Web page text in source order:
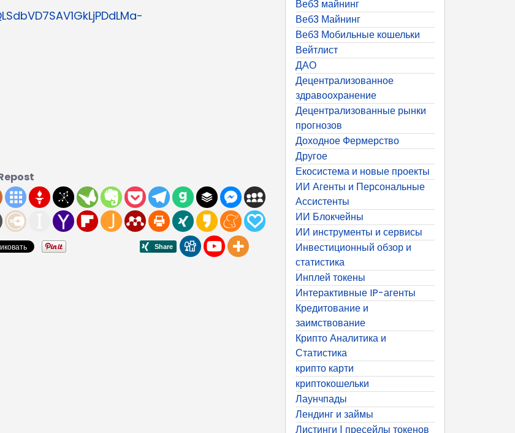
Веб3 майнинг
Веб3 Майнинг
Веб3 Мобильные кошельки
Вейтлист
ДАО
Децентрализованное
здравоохранение
Децентрализованные рынки
прогнозов
Доходное Фермерство
Другое
Екосистема и новые проекты
ИИ Агенты и Персональные
Ассистенты
ИИ Блокчейны
ИИ инструменты и сервисы
Инвестиционный обзор и
статистика
Инплей токены
Интерактивные IP-агенты
Кредитование и
заимствование
Крипто Аналитика и
Статистика
крипто карти
криптокошельки
Лаунчпады
Лендинг и займы
Листинги | пресейлы токенов